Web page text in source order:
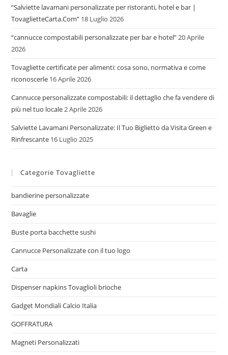
“Salviette lavamani personalizzate per ristoranti, hotel e bar |
TovaglietteCarta.Com” 18 Luglio 2026
“cannucce compostabili personalizzate per bar e hotel” 20 Aprile
2026
Tovagliette certificate per alimenti: cosa sono, normativa e come
riconoscerle 16 Aprile 2026
Cannucce personalizzate compostabili: il dettaglio che fa vendere di
più nel tuo locale 2 Aprile 2026
Salviette Lavamani Personalizzate: Il Tuo Biglietto da Visita Green e
Rinfrescante 16 Luglio 2025
Categorie Tovagliette
bandierine personalizzate
Bavaglie
Buste porta bacchette sushi
Cannucce Personalizzate con il tuo logo
Carta
Dispenser napkins Tovaglioli brioche
Gadget Mondiali Calcio Italia
GOFFRATURA
Magneti Personalizzati